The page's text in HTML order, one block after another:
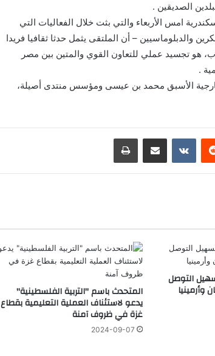
الصديقين .
امس الأربعاء والتي بثت خلال الفعاليات التي
والدبلوماسيين – أن الملتقى يثمل حدثا ثقافيا فريدا
هو تجسيد عملي للتعاون القوي والمتين بين مصر
.
الأسبق محمد بن عيسى ومؤسس منتدى أصيلة،
التوصل
وأرمينيا المتحدث باسم "التربية الفلسطينية"
يدعو لاستئناف العملية التعليمية بقطاع
غزة في ظروف آمنة
2024-09-07